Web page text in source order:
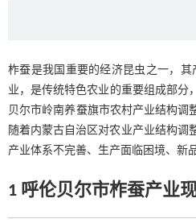
柞蚕是我国重要的经济昆虫之一，
业，是传统特色农业的重要组成部分
贝尔市岭南养蚕旗市农村产业结构调
随着内蒙古自治区对农业产业结构调
产业体系不完善、生产面临困境、新
1 呼伦贝尔市柞蚕产业